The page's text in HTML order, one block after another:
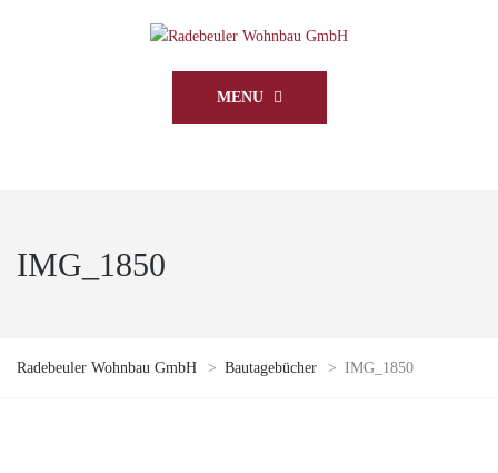
MENU
IMG_1850
Radebeuler Wohnbau GmbH > Bautagebücher > IMG_1850